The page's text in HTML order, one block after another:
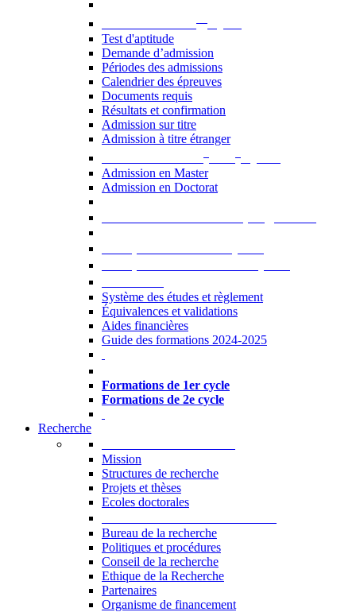
Test d'aptitude
Demande d’admission
Périodes des admissions
Calendrier des épreuves
Documents requis
Résultats et confirmation
Admission sur titre
Admission à titre étranger
Admission en Master
Admission en Doctorat
Système des études et règlement
Équivalences et validations
Aides financières
Guide des formations 2024-2025
Formations de 1er cycle
Formations de 2e cycle
Recherche
Mission
Structures de recherche
Projets et thèses
Ecoles doctorales
Bureau de la recherche
Politiques et procédures
Conseil de la recherche
Ethique de la Recherche
Partenaires
Organisme de financement